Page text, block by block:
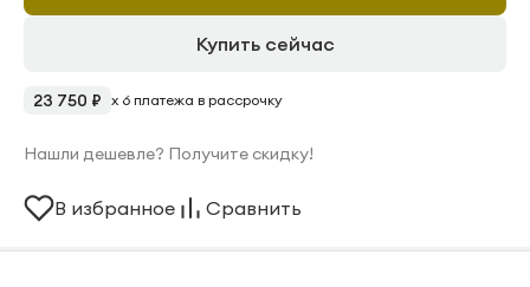
Купить сейчас
23 750 ₽ x 6 платежа в рассрочку
Нашли дешевле? Получите скидку!
В избранное Сравнить